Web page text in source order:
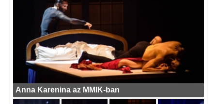
Anna Karenina az MMIK-ban